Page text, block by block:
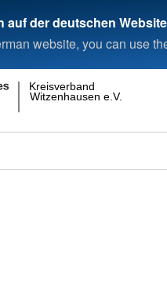
auf der deutschen Website
website, you can use
Witzenhausen e.V.
Kreisverband